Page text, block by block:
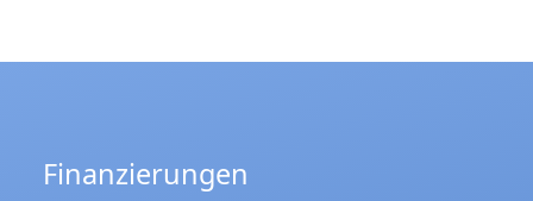
Finanzierungen